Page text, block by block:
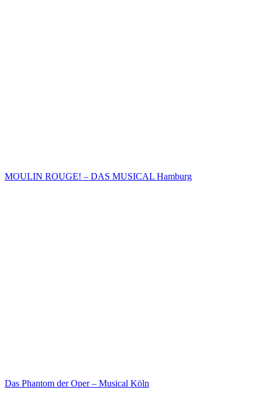
MOULIN ROUGE! – DAS MUSICAL Hamburg
Das Phantom der Oper – Musical Köln